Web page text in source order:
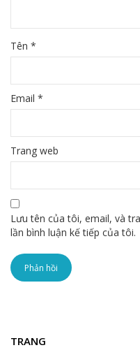
Tên *
Email *
Trang web
Lưu tên của tôi, email, và
lần bình luận kế tiếp của tôi.
TRANG